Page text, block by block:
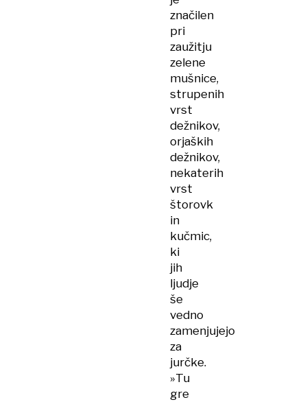
značilen
pri
zaužitju
zelene
mušnice,
strupenih
vrst
dežnikov,
orjaških
dežnikov,
nekaterih
vrst
štorovk
in
kučmic,
ki
jih
ljudje
še
vedno
zamenjujejo
za
jurčke.
»Tu
gre